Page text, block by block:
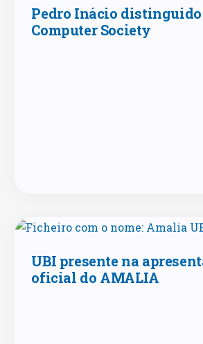
Pedro Inácio distinguido
Computer Society
UBI presente na
oficial do AMALIA